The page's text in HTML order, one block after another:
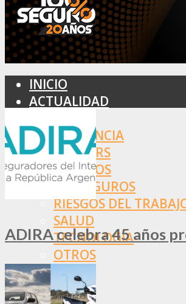
INICIO
ACTUALIDAD
ASISTENCIA
BROKERS
SEGUROS
REASEGUROS
RIESGOS DEL
SALUD
TECNOLOGÍA
OTROS
NORMAS
SSN
ADIRA celebra 45 años